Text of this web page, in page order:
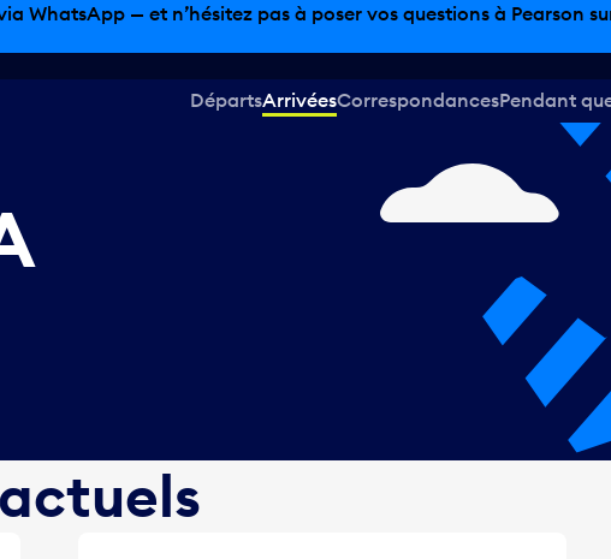
Magasinage hors taxes, offres gastronomiques et bien plus
DépartsArrivéesCorrespondancesPendant